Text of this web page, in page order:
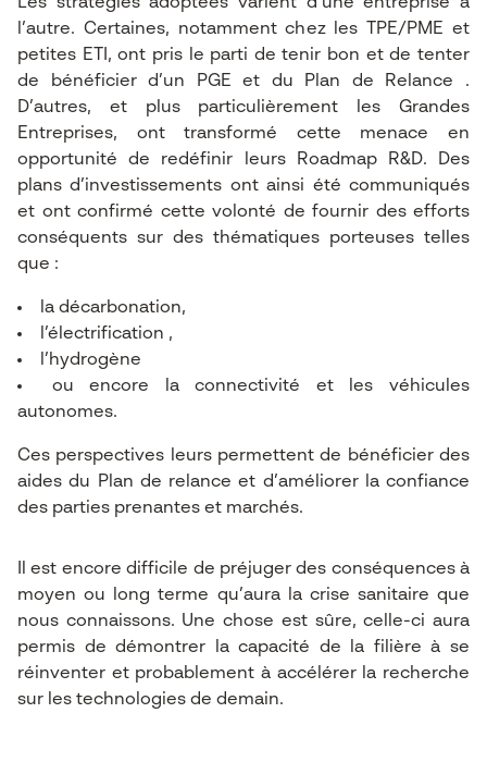
l’autre. Certaines, notamment chez les TPE/PME et
petites ETI, ont pris le parti de tenir bon et de tenter
de bénéficier d’un PGE et du Plan de Relance .
D’autres, et plus particulièrement les Grandes
Entreprises, ont transformé cette menace en
opportunité de redéfinir leurs Roadmap R&D. Des
plans d’investissements ont ainsi été communiqués
et ont confirmé cette volonté de fournir des efforts
conséquents sur des thématiques porteuses telles
que :
la décarbonation,
l’électrification ,
l’hydrogène
ou encore la connectivité et les véhicules
autonomes.
Ces perspectives leurs permettent de bénéficier des
aides du Plan de relance et d’améliorer la confiance
des parties prenantes et marchés.
Il est encore difficile de préjuger des conséquences à
moyen ou long terme qu’aura la crise sanitaire que
nous connaissons. Une chose est sûre, celle-ci aura
permis de démontrer la capacité de la filière à se
réinventer et probablement à accélérer la recherche
sur les technologies de demain.